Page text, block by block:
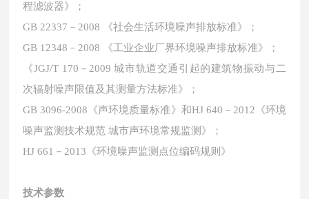
程滤波器》
；
GB 22337－2008 《社会生活环境噪声排放标准》
；
GB 12348－2008 《工业企业厂界环境噪声排放标准》
；
《JGJ/T 170－2009 城市轨道交通引起的建筑物振动与二
次辐射噪声限值及其测量方法标准》
；
GB 3096-2008《声环境质量标准》和HJ 640－2012《环境
噪声监测技术规范 城市声环境常规监测》
；
HJ 661－2013《环境噪声监测点位编码规则》
技术参数